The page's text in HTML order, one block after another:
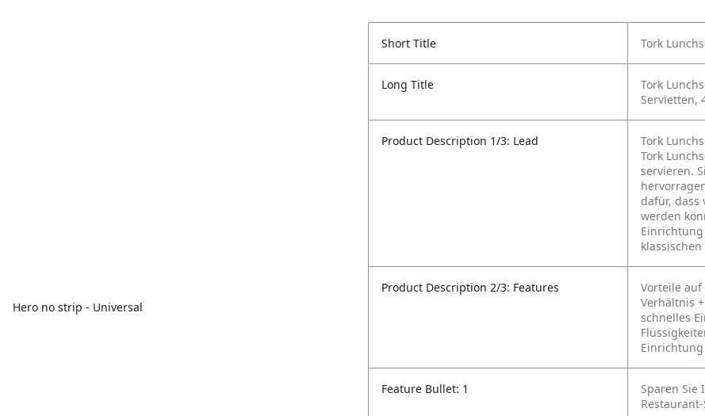
Hero no strip - Universal
Short Title Tork
Long Title
Tork
Servietten,
Product Description 1/3: Lead Tork
Tork
servieren.
dafür, dass
werden
Product Description 2/3: Features Vorteile auf
Verhältnis
schnelles
Einrichtung
Feature Bullet: 1
Sparen